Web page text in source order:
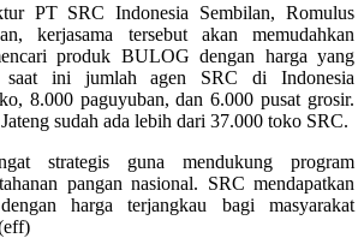
PT SRC Indonesia Sembilan, Romulus
kerjasama tersebut akan memudahkan
produk BULOG dengan harga yang
saat ini jumlah agen SRC di Indonesia
8.000 paguyuban, dan 6.000 pusat grosir.
sudah ada lebih dari 37.000 toko SRC.
strategis guna mendukung program
pangan nasional. SRC mendapatkan
harga terjangkau bagi masyarakat